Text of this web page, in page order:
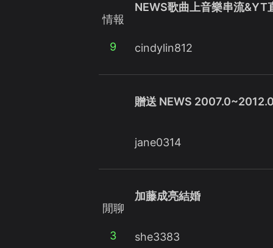
情報
9
NEWS歌曲上音樂串流&YT
cindylin812
贈送 NEWS
jane0314
閒聊
3
加藤成亮結婚
she3383